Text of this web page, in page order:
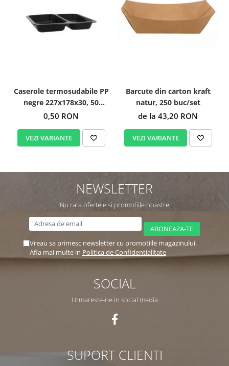
Caserole termosudabile PP
negre 227x178x30, 50
buc/set
0,50 RON
VEZI VARIANTE
Barcute din carton kraft
natur, 250 buc/set
de la 43,20 RON
VEZI VARIANTE
NEWSLETTER
Nu rata ofertele si promotiile noastre
Vreau sa primesc newsletter cu promotiile magazinului.
Afla mai multe in Politica de Confidentialitate
SOCIAL
Urmareste-ne in social media
SUPORT CLIENTI